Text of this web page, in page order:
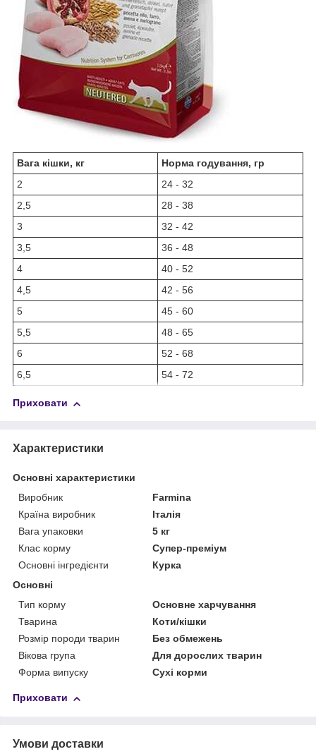
Вага кішки, кг
Норма годування, гр
2
24 - 32
2,5
28 - 38
3
32 - 42
3,5
36 - 48
4
40 - 52
4,5
42 - 56
5
45 - 60
5,5
48 - 65
6
52 - 68
6,5
54 - 72
Приховати
Характеристики
Основні характеристики
Виробник
Farmina
Країна виробник
Італія
Вага упаковки
5 кг
Клас корму
Супер-преміум
Основні інгредієнти
Курка
Основні
Тип корму
Основне харчування
Тварина
Коти/кішки
Розмір породи тварин
Без обмежень
Вікова група
Для дорослих тварин
Форма випуску
Сухі корми
Приховати
Умови доставки